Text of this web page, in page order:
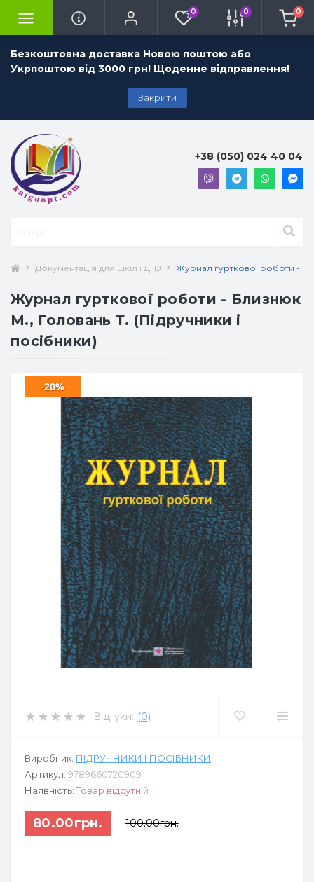
Безкоштовна доставка Новою поштою або
Укрпоштою від 3000 грн! Щоденне відправлення!
Закрити
0 0 0
+38 (050) 024 40 04
Документація для шкіл і ДНЗ Журнал гурткової роботи -
Журнал гурткової роботи - Близнюк
М., Головань Т. (Підручники і
посібники)
-20%
Відгуки: (0)
Виробник: ПІДРУЧНИКИ І ПОСІБНИКИ
Артикул: 9789660720909
Наявність: Товар відсутній
80.00грн. 100.00грн.